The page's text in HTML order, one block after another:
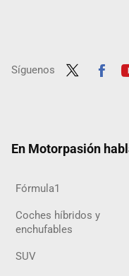
Síguenos
En Motorpasión
Fórmula1
Coches híbridos y
enchufables
SUV